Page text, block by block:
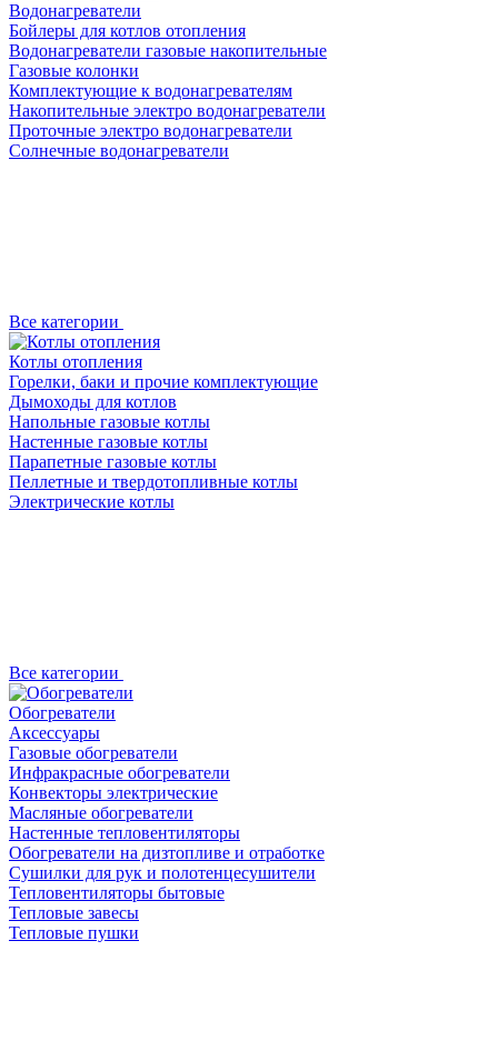
Водонагреватели
Бойлеры для котлов отопления
Водонагреватели газовые накопительные
Газовые колонки
Комплектующие к водонагревателям
Накопительные электро водонагреватели
Проточные электро водонагреватели
Солнечные водонагреватели
Все категории
Котлы отопления
Горелки, баки и прочие комплектующие
Дымоходы для котлов
Напольные газовые котлы
Настенные газовые котлы
Парапетные газовые котлы
Пеллетные и твердотопливные котлы
Электрические котлы
Все категории
Обогреватели
Аксессуары
Газовые обогреватели
Инфракрасные обогреватели
Конвекторы электрические
Масляные обогреватели
Настенные тепловентиляторы
Обогреватели на дизтопливе и отработке
Сушилки для рук и полотенцесушители
Тепловентиляторы бытовые
Тепловые завесы
Тепловые пушки